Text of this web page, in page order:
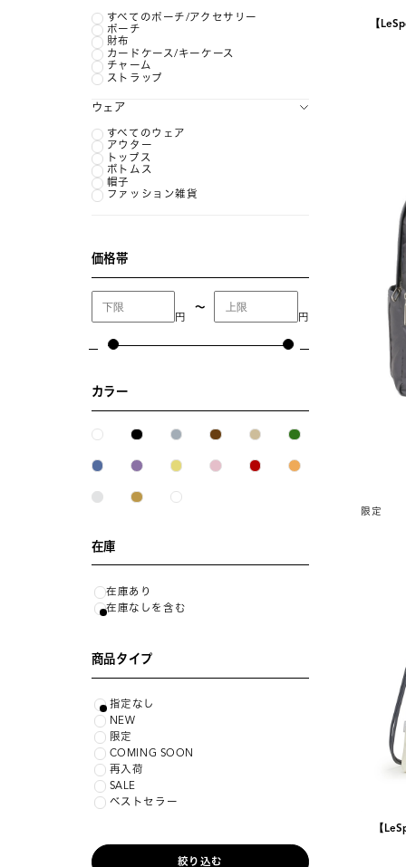
すべてのポーチ/アクセサリー
ポーチ
財布
カードケース/キーケース
チャーム
ストラップ
ウェア
すべてのウェア
アウター
トップス
ボトムス
帽子
ファッション雑貨
価格帯
円
〜
円
カラー
在庫
在庫あり
在庫なしを含む
商品タイプ
指定なし
NEW
限定
COMING SOON
再入荷
SALE
ベストセラー
絞り込む
【
限定
【